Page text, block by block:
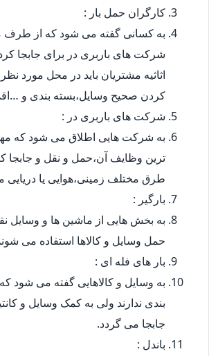
کارگران حمل بار :
به کسانی گفته می شود که از
شرکت های باربری در برای جابجا
اثاثیه مشتریان باید در محل مورد
کردن صحیح وسایل،بسته بندی و
شرکت های باربری در :
به شرکت هایی اطلاق می شود که
ترین وظایف آن،حمل و نقل و جابجا
طرق مختلف زمینی،هوایی یا دریایی
بارگیر :
به بخش هایی از ماشین ها و وسایل
حمل وسایل و کالاها استفاده می
بار های فله ای :
به وسایل و کالاهایی گفته می شود
بندی ندارند ولی به کمک وسایل و
جابجا می گردد.
باندل :